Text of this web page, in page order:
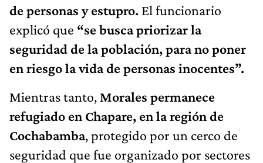
de personas y estupro. El funcionario
explicó que “se busca priorizar la
seguridad de la población, para no poner
en riesgo la vida de personas inocentes”.
Mientras tanto, Morales permanece
refugiado en Chapare, en la región de
Cochabamba, protegido por un cerco de
seguridad que fue organizado por sectores